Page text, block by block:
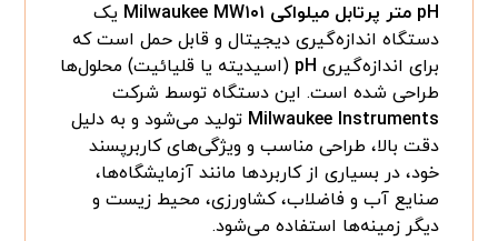
pH متر پرتابل میلواکی
یک
دستگاه اندازه‌گیری دیجیتال و قابل حمل است که
برای اندازه‌گیری pH (اسیدیته یا قلیائیت) محلول‌ها
طراحی شده است. این دستگاه توسط شرکت
Milwaukee Instruments تولید می‌شود و به دلیل
دقت بالا، طراحی مناسب و ویژگی‌های کاربرپسند
خود، در بسیاری از کاربردها مانند آزمایشگاه‌ها،
صنایع آب و فاضلاب، کشاورزی، محیط زیست و
دیگر زمینه‌ها استفاده می‌شود.